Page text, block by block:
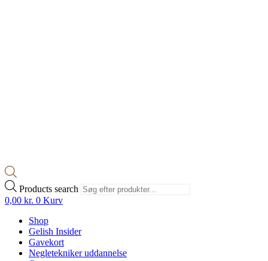
Products search
0,00 kr. 0 Kurv
Shop
Gelish Insider
Gavekort
Negletekniker uddannelse